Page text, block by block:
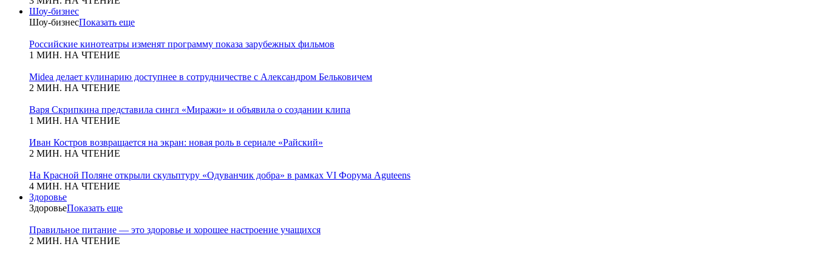
Шоу-бизнес
Шоу-бизнесПоказать еще
Российские кинотеатры изменят программу показа зарубежных фильмов
1 МИН. НА ЧТЕНИЕ
Midea делает кулинарию доступнее в сотрудничестве с Александром Бельковичем
2 МИН. НА ЧТЕНИЕ
Варя Скрипкина представила сингл «Миражи» и объявила о создании клипа
1 МИН. НА ЧТЕНИЕ
Иван Костров возвращается на экран: новая роль в сериале «Райский»
2 МИН. НА ЧТЕНИЕ
На Красной Поляне открыли скульптуру «Одуванчик добра» в рамках VI Форума Aguteens
4 МИН. НА ЧТЕНИЕ
Здоровье
ЗдоровьеПоказать еще
Правильное питание — это здоровье и хорошее настроение учащихся
2 МИН. НА ЧТЕНИЕ